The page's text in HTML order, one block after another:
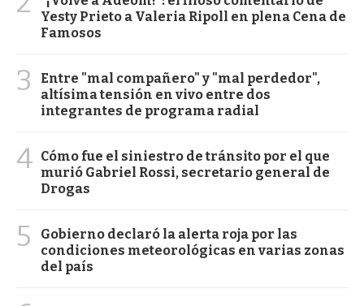
Yesty Prieto a Valeria Ripoll en plena Cena de
Famosos
3
Entre "mal compañero" y "mal perdedor",
altísima tensión en vivo entre dos
integrantes de programa radial
4 Cómo fue el siniestro de tránsito por el que
murió Gabriel Rossi, secretario general de
Drogas
5
Gobierno declaró la alerta roja por las
condiciones meteorológicas en varias zonas
del país